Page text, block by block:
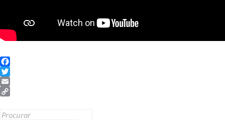
Facebook
Twitter
Email
Link
Search